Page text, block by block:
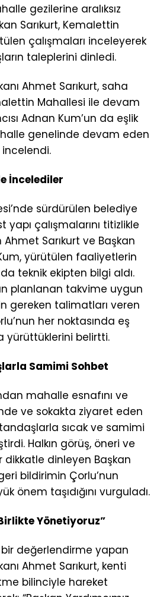
gezilerine aralıksız
Sarıkurt, Kemalettin
çalışmaları inceleyerek
taleplerini dinledi.
Ahmet Sarıkurt, saha
Mahallesi ile devam
Adnan Kum’un da eşlik
genelinde devam eden
İncelediler
sürdürülen belediye
çalışmalarını titizlikle
Sarıkurt ve Başkan
yürütülen faaliyetlerin
teknik ekipten bilgi aldı.
planlanan takvime uygun
gereken talimatları veren
her noktasında eş
yürüttüklerini belirtti.
Samimi Sohbet
mahalle esnafını ve
ve sokakta ziyaret eden
sıcak ve samimi
Halkın görüş, öneri ve
dikkatle dinleyen Başkan
bildirimin Çorlu’nun
önem taşıdığını vurguladı.
Yönetiyoruz”
değerlendirme yapan
Ahmet Sarıkurt, kenti
bilinciyle hareket